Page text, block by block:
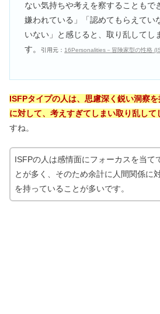
ない気持ちや考えを察することもで
嫌われている」「認めてもらえてい
いない」と感じると、取り乱してし
す。
引用元： 16Personalities－冒険家型の性格
ISFPタイプの人は、思慮深く鋭い洞察
に対して、考えすぎてしまい取り乱して
すね。
ISFPの人は感情面にフォーカスを当て
とが多く、そのため余計に人間関係に
を持っていることが多いです。